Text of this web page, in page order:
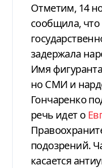
Отметим, 14
сообщила,
задержала
Имя
но СМИ и
Гончаренко
речь идет о
подозрений.
касается